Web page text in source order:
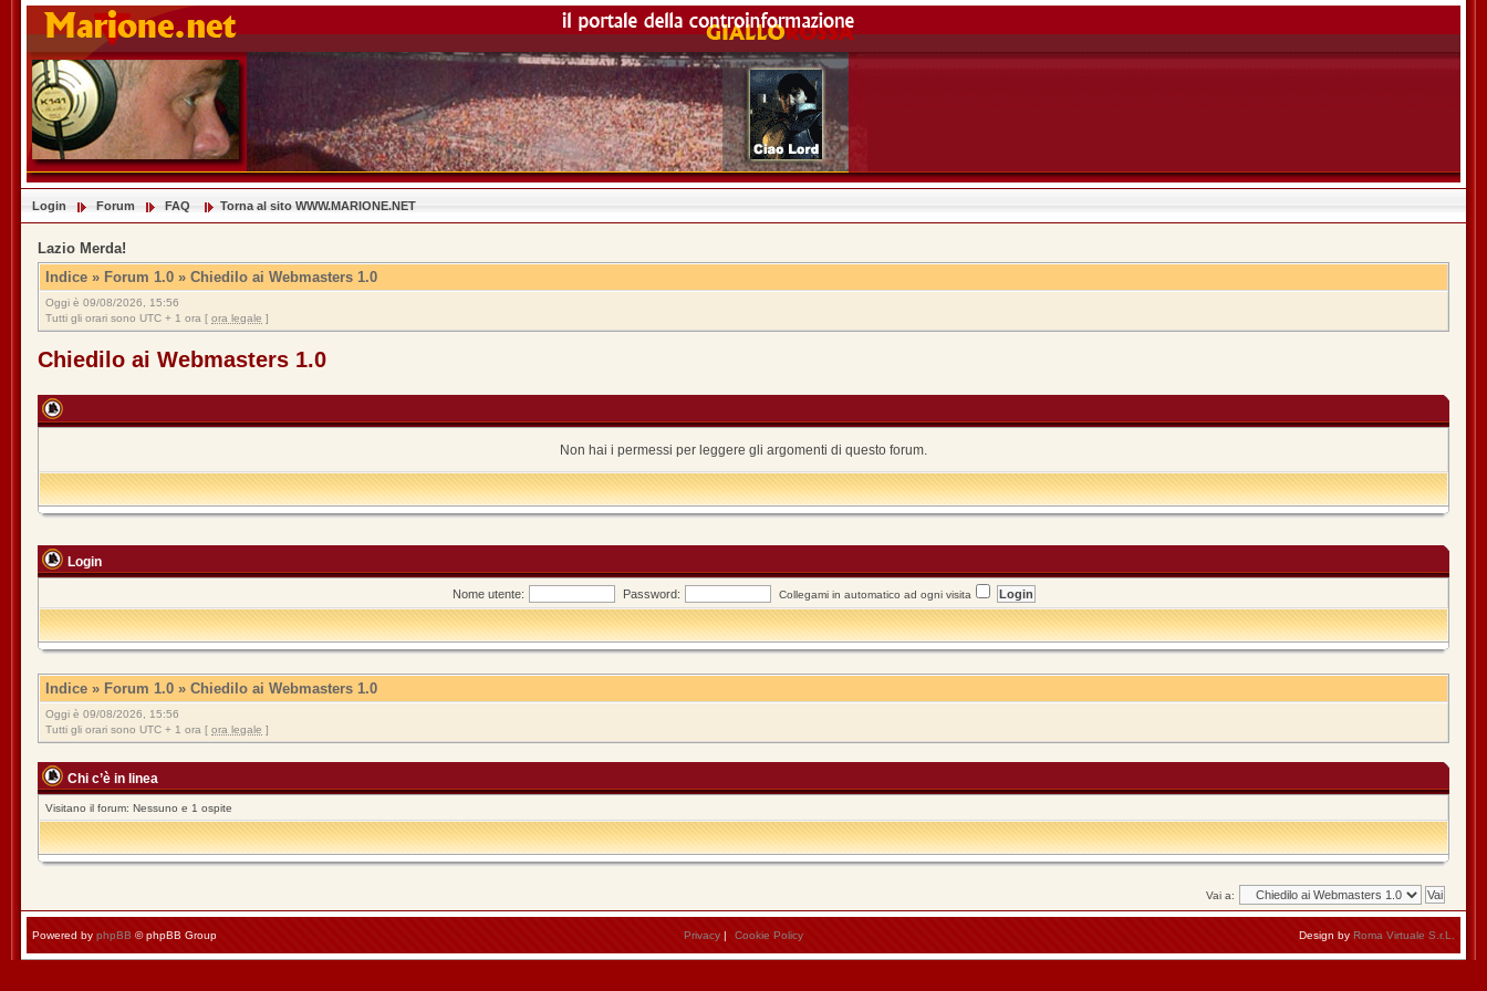
Login Forum FAQ Torna al sito WWW.MARIONE.NET
Lazio Merda!
Indice » Forum 1.0 » Chiedilo ai Webmasters 1.0
Oggi è 09/08/2026, 15:56
Tutti gli orari sono UTC + 1 ora [ ora legale ]
Chiedilo ai Webmasters 1.0
Non hai i permessi per leggere gli argomenti di questo forum.
Login
Nome utente: Password: Collegami in automatico ad ogni visita
Indice » Forum 1.0 » Chiedilo ai Webmasters 1.0
Oggi è 09/08/2026, 15:56
Tutti gli orari sono UTC + 1 ora [ ora legale ]
Chi c’è in linea
Visitano il forum: Nessuno e 1 ospite
Vai a:
Powered by phpBB © phpBB Group Privacy | Cookie Policy Design by Roma Virtuale S.r.L.